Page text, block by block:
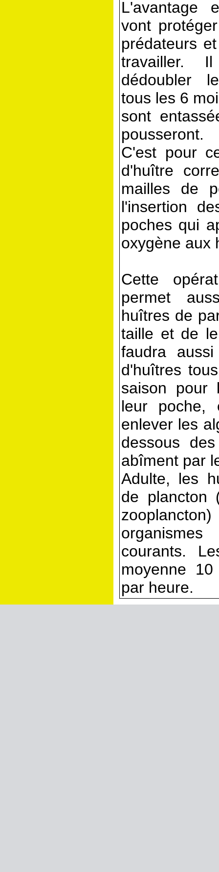
L'avantage
vont
prédateurs
travailler.
dédoubler
tous les 6
sont
pousseront.
C'est pour
d'huître
mailles de
l'insertion
poches qui
oxygène aux
Cette
permet
huîtres de
taille et de
faudra
d'huîtres
saison pour
leur poche,
enlever les
dessous
abîment par
Adulte, les
de plancton
courants.
moyenne
par heure.